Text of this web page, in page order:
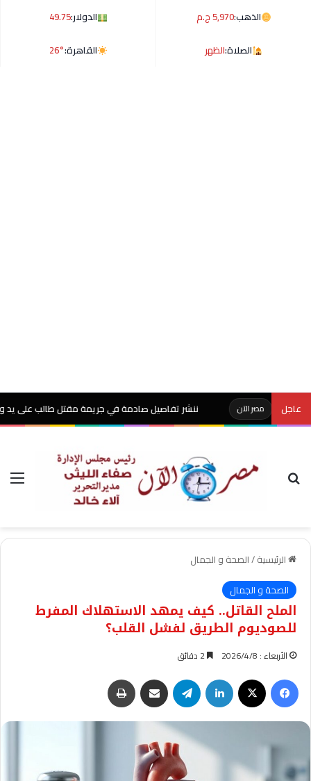
الذهب:5,970 ج.م الدولار:49.75
الصلاة:الظهر القاهرة:26°
عاجل
مصر الآن ننشر تفاصيل صادمة في جريمة مقتل طالب على يد والده بشبين
بحث عن
الرئيسية/الصحة و الجمال
الصحة و الجمال
الملح القاتل.. كيف يمهد الاستهلاك المفرط
للصوديوم الطريق لفشل القلب؟
الأربعاء : 2026/4/8
فيسبوك لينكدإن تيلقرام مشاركة عبر البريد